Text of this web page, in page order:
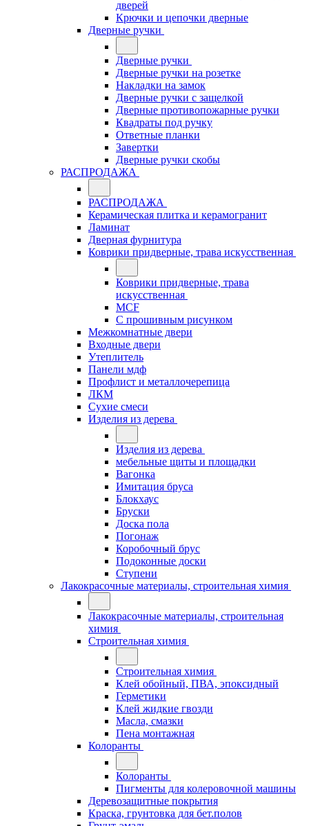
дверей
Крючки и цепочки дверные
Дверные ручки
Дверные ручки
Дверные ручки на розетке
Накладки на замок
Дверные ручки с защелкой
Дверные противопожарные ручки
Квадраты под ручку
Ответные планки
Завертки
Дверные ручки скобы
РАСПРОДАЖА
РАСПРОДАЖА
Керамическая плитка и керамогранит
Ламинат
Дверная фурнитура
Коврики придверные, трава искусственная
Коврики придверные, трава
искусственная
MCF
С прошивным рисунком
Межкомнатные двери
Входные двери
Утеплитель
Панели мдф
Профлист и металлочерепица
ЛКМ
Сухие смеси
Изделия из дерева
Изделия из дерева
мебельные щиты и площадки
Вагонка
Имитация бруса
Блокхаус
Бруски
Доска пола
Погонаж
Коробочный брус
Подоконные доски
Ступени
Лакокрасочные материалы, строительная химия
Лакокрасочные материалы, строительная
химия
Строительная химия
Строительная химия
Клей обойный, ПВА, эпоксидный
Герметики
Клей жидкие гвозди
Масла, смазки
Пена монтажная
Колоранты
Колоранты
Пигменты для колеровочной машины
Деревозащитные покрытия
Краска, грунтовка для бет.полов